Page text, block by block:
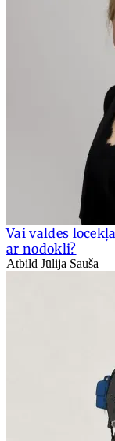
Vai valdes
ar nodokli?
Atbild Jūlija Sauša